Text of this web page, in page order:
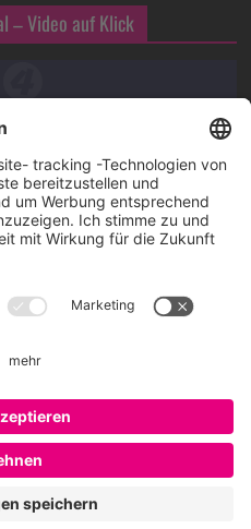
– Video auf Klick
Hesse. Seit 2009 schreibt
Branding,